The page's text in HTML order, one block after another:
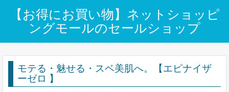
【お得にお買い物】ネットショッピ
ングモールのセールショップ
モテる・魅せる・スベ美肌へ。【エピナイザ
ーゼロ 】